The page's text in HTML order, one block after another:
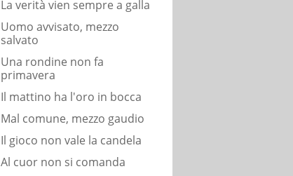
La verità vien sempre a galla
Uomo avvisato, mezzo
salvato
Una rondine non fa
primavera
Il mattino ha l'oro in bocca
Mal comune, mezzo gaudio
Il gioco non vale la candela
Al cuor non si comanda